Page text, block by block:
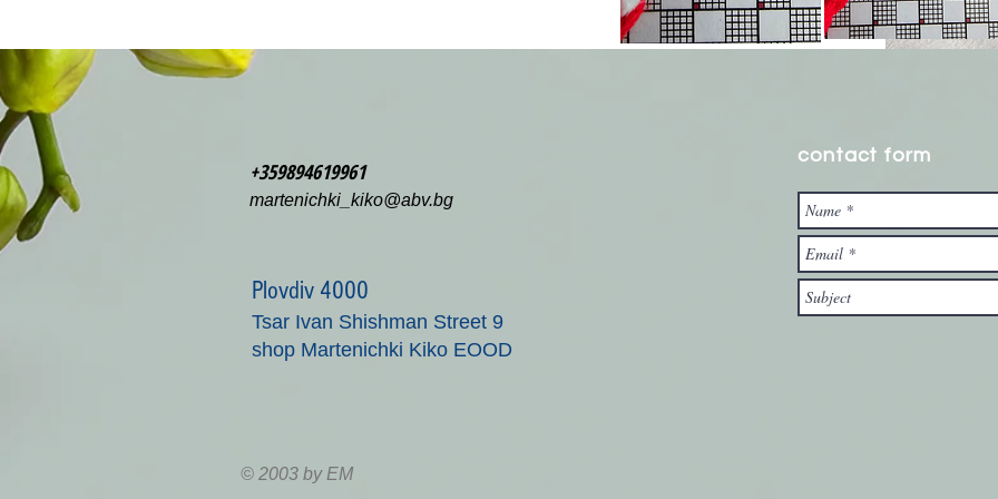
+359894619961
martenichki_kiko@abv.bg
Plovdiv 4000
Tsar Ivan Shishman Street 9
shop Martenichki Kiko EOOD
contact form
© 2003 by EM